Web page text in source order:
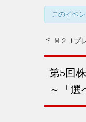
このイベ
Ｍ２Ｊプ
第5回
～「